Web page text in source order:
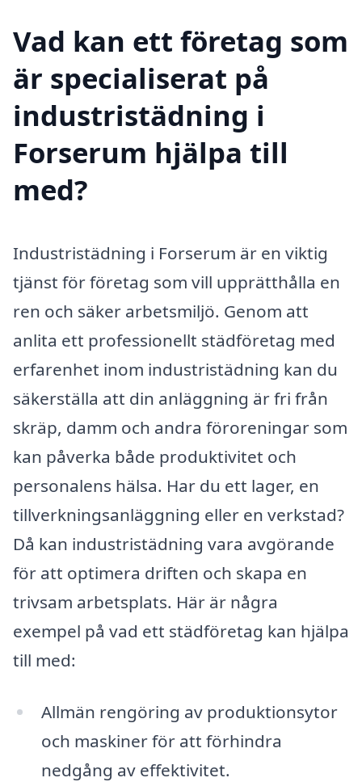
Vad kan ett företag som
är specialiserat på
industristädning i
Forserum hjälpa till
med?
Industristädning i Forserum är en viktig
tjänst för företag som vill upprätthålla en
ren och säker arbetsmiljö. Genom att
anlita ett professionellt städföretag med
erfarenhet inom industristädning kan du
säkerställa att din anläggning är fri från
skräp, damm och andra föroreningar som
kan påverka både produktivitet och
personalens hälsa. Har du ett lager, en
tillverkningsanläggning eller en verkstad?
Då kan industristädning vara avgörande
för att optimera driften och skapa en
trivsam arbetsplats. Här är några
exempel på vad ett städföretag kan hjälpa
till med:
Allmän rengöring av produktionsytor
och maskiner för att förhindra
nedgång av effektivitet.